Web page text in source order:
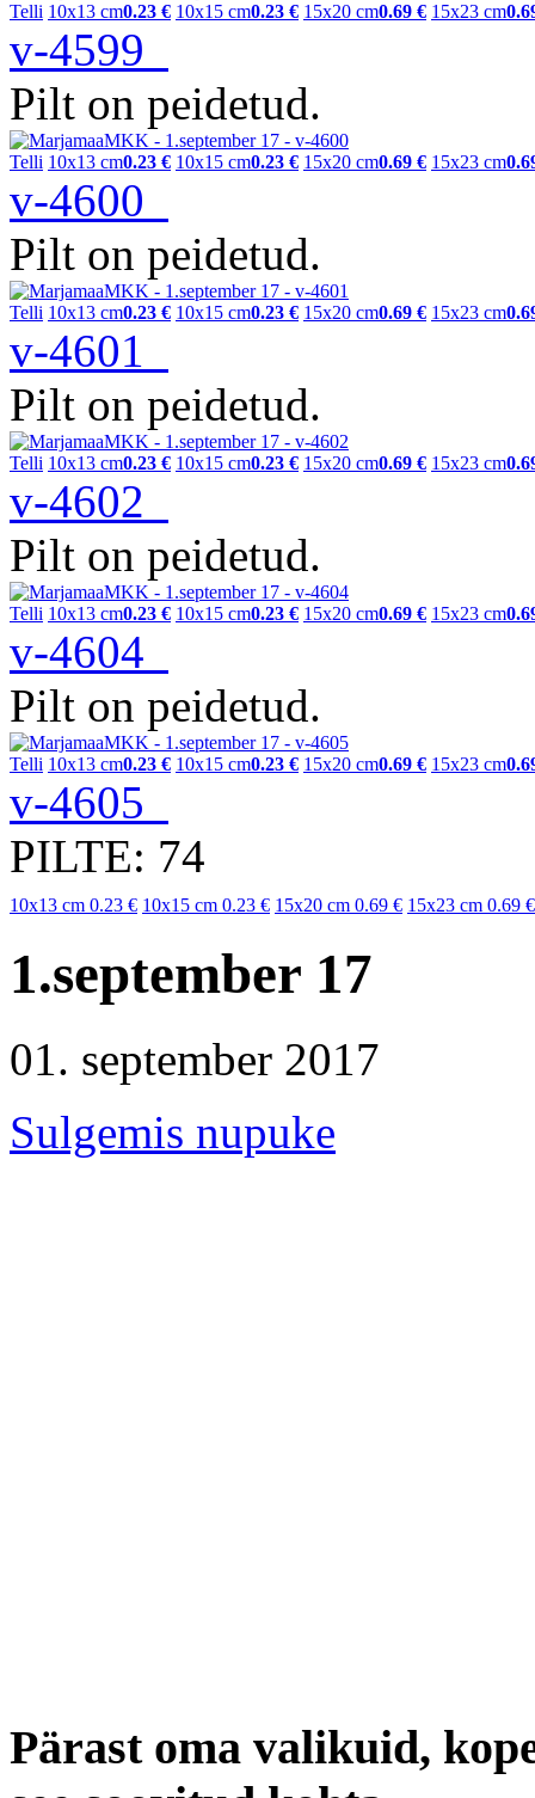
Telli 10x13 cm0.23 € 10x15 cm0.23 € 15x20 cm0.69 € 15x23 cm
v-4599
Pilt on peidetud.
Telli 10x13 cm0.23 € 10x15 cm0.23 € 15x20 cm0.69 € 15x23 cm
v-4600
Pilt on peidetud.
Telli 10x13 cm0.23 € 10x15 cm0.23 € 15x20 cm0.69 € 15x23 cm
v-4601
Pilt on peidetud.
Telli 10x13 cm0.23 € 10x15 cm0.23 € 15x20 cm0.69 € 15x23 cm
v-4602
Pilt on peidetud.
Telli 10x13 cm0.23 € 10x15 cm0.23 € 15x20 cm0.69 € 15x23 cm
v-4604
Pilt on peidetud.
Telli 10x13 cm0.23 € 10x15 cm0.23 € 15x20 cm0.69 € 15x23 cm
v-4605
PILTE: 74
10x13 cm 0.23 € 10x15 cm 0.23 € 15x20 cm 0.69 € 15x23 cm 0.69 €
1.september 17
01. september 2017
Sulgemis nupuke
Pärast oma valikuid,